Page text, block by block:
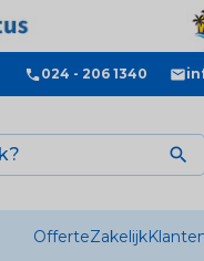
024 - 206 1340

OfferteZakelijk